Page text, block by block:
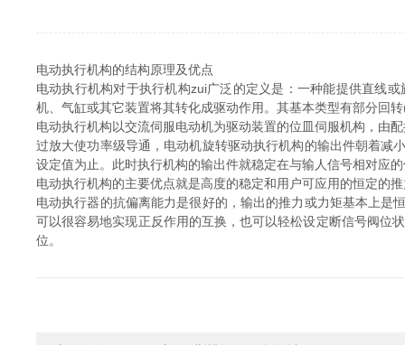
电动执行机构的结构原理及优点
电动执行机构对于执行机构zui广泛的定义是：一种能提供直线
机、气缸或其它装置将其转化成驱动作用。其基本类型有部分回
电动执行机构以交流伺服电动机为驱动装置的位皿伺服机构，由
过放大使功率级导通，电动机旋转驱动执行机构的输出件朝着
设定值为止。此时执行机构的输出件就稳定在与输人信号相对应
电动执行机构的主要优点就是高度的稳定和用户可应用的恒定的
电动执行器的抗偏离能力是很好的，输出的推力或力矩基本上
可以很容易地实现正反作用的互换，也可以轻松设定断信号阀位
位。